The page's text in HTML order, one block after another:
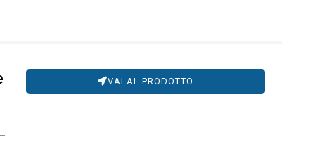
VAI AL PRODOTTO